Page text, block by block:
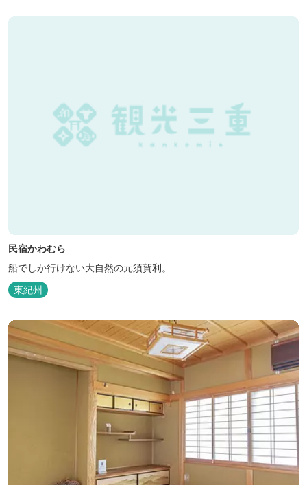
がります！ ★日帰りBBQや大人数での研修も...
民宿かわむら
船でしか行けない大自然の元須賀利。
東紀州